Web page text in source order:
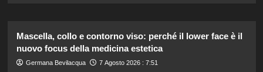
Mascella, collo e contorno viso: perché il lower face è il
nuovo focus della medicina estetica
Germana Bevilacqua 7 Agosto 2026 : 7:51